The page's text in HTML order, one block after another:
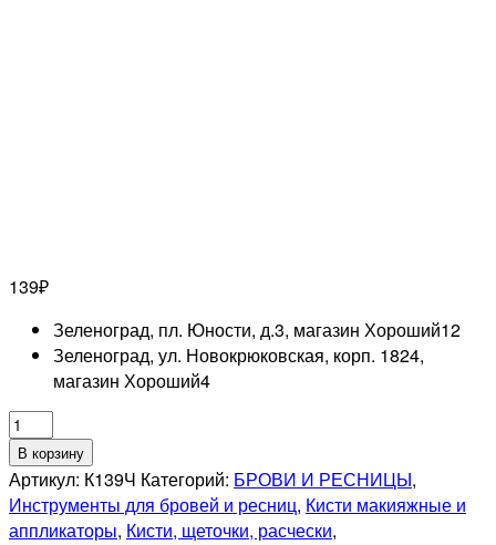
139₽
Зеленоград, пл. Юности, д.3, магазин Хороший12
Зеленоград, ул. Новокрюковская, корп. 1824,
магазин Хороший4
Количество
товара
Кисть
для
окрашивания
В корзину
Артикул: К139Ч Категорий: БРОВИ И РЕСНИЦЫ,
Инструменты для бровей и ресниц, Кисти макияжные и
аппликаторы, Кисти, щеточки, расчески,